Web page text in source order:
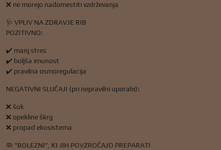
❌ ne morejo nadomestiti vzdrževanja
🩺 VPLIV NA ZDRAVJE RIB
POZITIVNO:
✔️ manj stres
✔️ boljša imunost
✔️ pravilna osmoregulacija
NEGATIVNI SLUČAJI (pri nepravilni uporabi):
❌ šok
❌ opekline škrg
❌ propad ekosistema
🦠 "BOLEZNI", KI JIH POVZROČAJO PREPARATI